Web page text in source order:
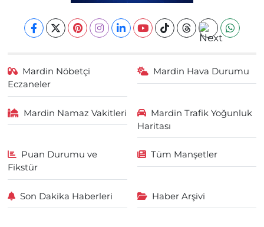
Mardin Nöbetçi
Eczaneler
Mardin Hava Durumu
Mardin Namaz Vakitleri
Mardin Trafik Yoğunluk
Haritası
Puan Durumu ve
Fikstür
Tüm Manşetler
Son Dakika Haberleri Haber Arşivi